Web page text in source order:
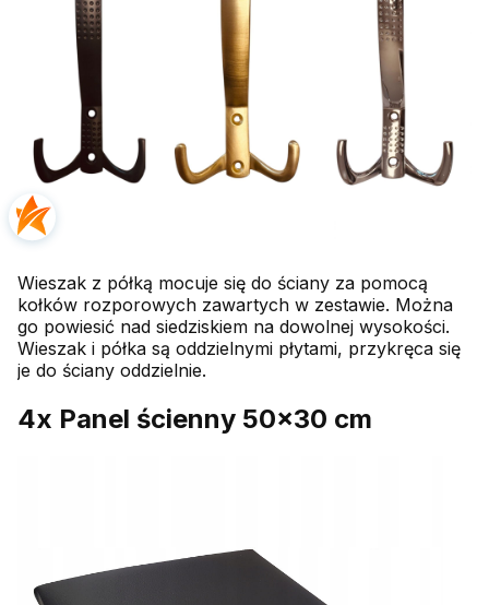
Wieszak z półką mocuje się do ściany za pomocą
kołków rozporowych zawartych w zestawie. Można
go powiesić nad siedziskiem na dowolnej wysokości.
Wieszak i półka są oddzielnymi płytami, przykręca się
je do ściany oddzielnie.
4x Panel ścienny 50x30 cm